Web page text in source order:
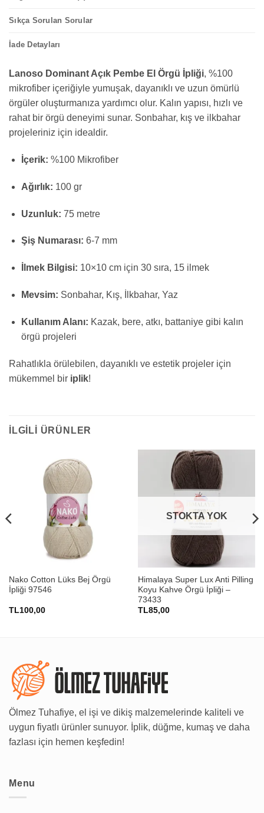
Sıkça Sorulan Sorular
İade Detayları
Lanoso Dominant Açık Pembe El Örgü İpliği, %100
mikrofiber içeriğiyle yumuşak, dayanıklı ve uzun ömürlü
örgüler oluşturmanıza yardımcı olur. Kalın yapısı, hızlı ve
rahat bir örgü deneyimi sunar. Sonbahar, kış ve ilkbahar
projeleriniz için idealdir.
İçerik: %100 Mikrofiber
Ağırlık: 100 gr
Uzunluk: 75 metre
Şiş Numarası: 6-7 mm
İlmek Bilgisi: 10×10 cm için 30 sıra, 15 ilmek
Mevsim: Sonbahar, Kış, İlkbahar, Yaz
Kullanım Alanı: Kazak, bere, atkı, battaniye gibi kalın
örgü projeleri
Rahatlıkla örülebilen, dayanıklı ve estetik projeler için
mükemmel bir iplik!
İLGILI ÜRÜNLER
Nako Cotton Lüks Bej Örgü
İpliği 97546
TL100,00
STOKTA YOK
Himalaya Super Lux Anti Pilling
Koyu Kahve Örgü İpliği –
73433
TL85,00
Ölmez Tuhafiye, el işi ve dikiş malzemelerinde kaliteli ve
uygun fiyatlı ürünler sunuyor. İplik, düğme, kumaş ve daha
fazlası için hemen keşfedin!
Menu